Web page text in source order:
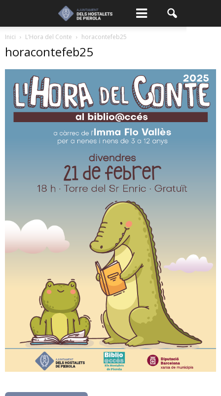
Inici L’Hora del Conte horacontefeb25
horacontefeb25